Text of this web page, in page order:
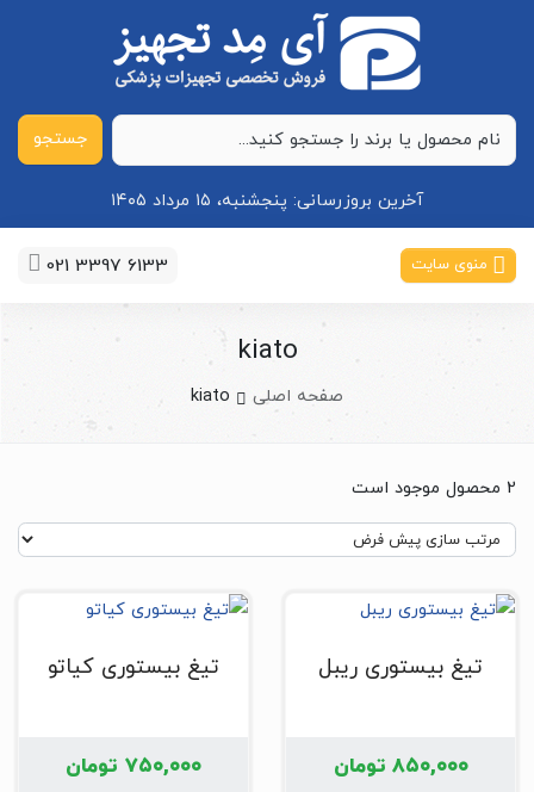
جستجو
آخرین بروزرسانی: پنجشنبه، ۱۵ مرداد ۱۴۰۵
منوی سایت 021 3397 6133
kiato
صفحه اصلی kiato
2 محصول موجود است
تیغ بیستوری ریبل
۸۵۰,۰۰۰ تومان
تیغ بیستوری کیاتو
۷۵۰,۰۰۰ تومان